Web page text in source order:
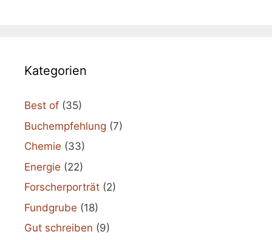
Kategorien
Best of (35)
Buchempfehlung (7)
Chemie (33)
Energie (22)
Forscherporträt (2)
Fundgrube (18)
Gut schreiben (9)